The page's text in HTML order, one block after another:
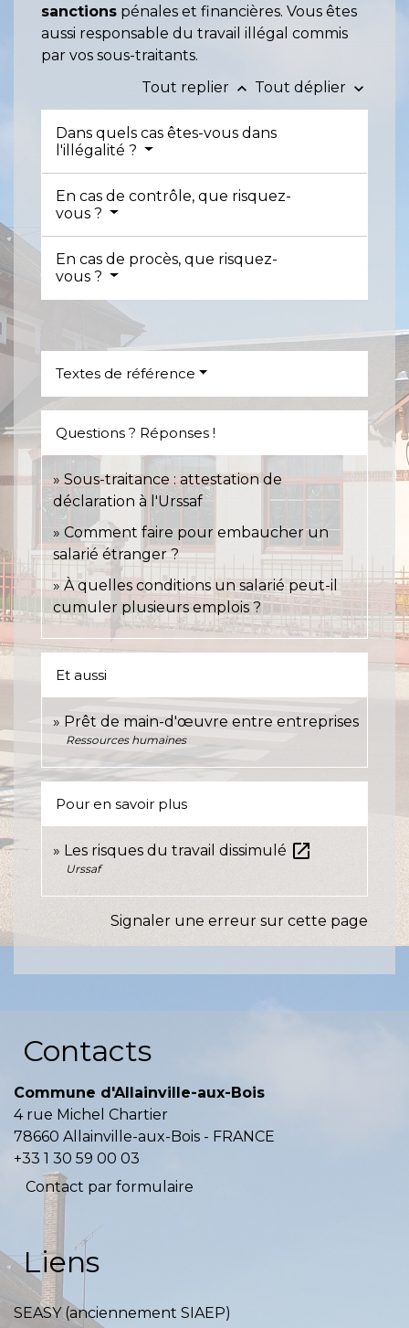
sanctions pénales et financières. Vous êtes
aussi responsable du travail illégal commis
par vos sous-traitants.
Tout replier keyboard_arrow_up Tout déplier keyboard_arrow_down
Dans quels cas êtes-vous dans
l'illégalité ?
En cas de contrôle, que risquez-
vous ?
En cas de procès, que risquez-
vous ?
Textes de référence
Questions ? Réponses !
Sous-traitance : attestation de
déclaration à l'Urssaf
Comment faire pour embaucher un
salarié étranger ?
À quelles conditions un salarié peut-il
cumuler plusieurs emplois ?
Et aussi
Prêt de main-d'œuvre entre entreprises
Ressources humaines
Pour en savoir plus
Les risques du travail dissimulé open_in_new
Urssaf
Signaler une erreur sur cette page
Contacts
Commune d'Allainville-aux-Bois
4 rue Michel Chartier
78660 Allainville-aux-Bois - FRANCE
+33 1 30 59 00 03
Contact par formulaire
Liens
SEASY (anciennement SIAEP)